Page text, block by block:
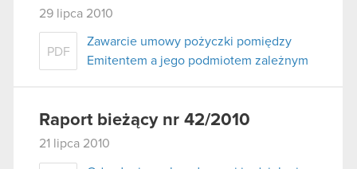
29 lipca 2010
PDF
Zawarcie umowy pożyczki pomiędzy
Emitentem a jego podmiotem zależnym
Raport bieżący nr 42/2010
21 lipca 2010